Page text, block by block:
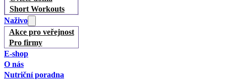
Short Workouts
Naživo
Akce pro veřejnost
Pro firmy
E-shop
O nás
Nutriční poradna